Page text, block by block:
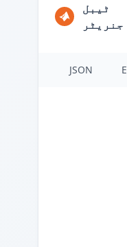
ٹیبل
جنریٹر
JSON